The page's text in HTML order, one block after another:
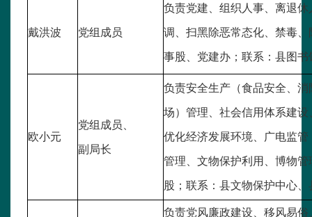
戴洪波 党组成员
负责党建、组织人事、离退
调、扫黑除恶常态化、禁毒
事股、党建办；联系：县图
欧小元
党组成员、
副局长
负责安全生产（食品安全、
场）管理、社会信用体系建
优化经济发展环境、广电监
管理、文物保护利用、博物
股；联系：县文物保护中心
负责党风廉政建设、移风易